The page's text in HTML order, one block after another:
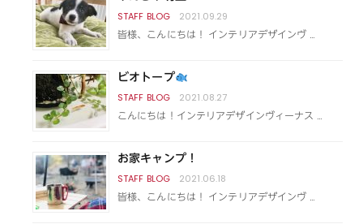
2021.09.29
皆様、こんにちは！ インテリアデザインヴ …
ビオトープ
2021.08.27
こんにちは！インテリアデザインヴィーナス …
お家キャンプ！
2021.06.18
皆様、こんにちは！ インテリアデザインヴ …